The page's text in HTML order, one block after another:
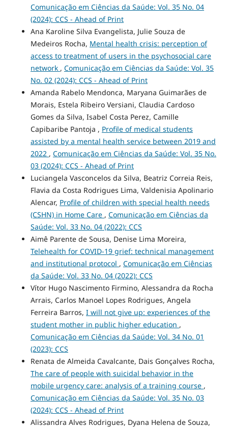
Comunicação em Ciências da Saúde: Vol. 35 No. 04
(2024): CCS - Ahead of Print
Ana Karoline Silva Evangelista, Julie Souza de
Medeiros Rocha, Mental health crisis: perception of
access to treatment of users in the psychosocial care
network , Comunicação em Ciências da Saúde: Vol. 35
No. 02 (2024): CCS - Ahead of Print
Amanda Rabelo Mendonca, Maryana Guimarães de
Morais, Estela Ribeiro Versiani, Claudia Cardoso
Gomes da Silva, Isabel Costa Perez, Camille
Capibaribe Pantoja , Profile of medical students
assisted by a mental health service between 2019 and
2022 , Comunicação em Ciências da Saúde: Vol. 35 No.
03 (2024): CCS - Ahead of Print
Luciangela Vasconcelos da Silva, Beatriz Correia Reis,
Flavia da Costa Rodrigues Lima, Valdenisia Apolinario
Alencar, Profile of children with special health needs
(CSHN) in Home Care , Comunicação em Ciências da
Saúde: Vol. 33 No. 04 (2022): CCS
Aimê Parente de Sousa, Denise Lima Moreira,
Telehealth for COVID-19 grief: technical management
and institutional protocol , Comunicação em Ciências
da Saúde: Vol. 33 No. 04 (2022): CCS
Vítor Hugo Nascimento Firmino, Alessandra da Rocha
Arrais, Carlos Manoel Lopes Rodrigues, Angela
Ferreira Barros, I will not give up: experiences of the
student mother in public higher education ,
Comunicação em Ciências da Saúde: Vol. 34 No. 01
(2023): CCS
Renata de Almeida Cavalcante, Dais Gonçalves Rocha,
The care of people with suicidal behavior in the
mobile urgency care: analysis of a training course ,
Comunicação em Ciências da Saúde: Vol. 35 No. 03
(2024): CCS - Ahead of Print
Alissandra Alves Rodrigues, Dyana Helena de Souza,